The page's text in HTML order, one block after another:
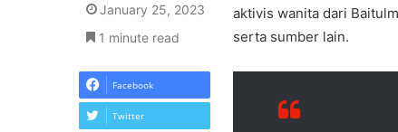
aktivis wanita dari
serta sumber lain.
January 25, 2023
1 minute read
Facebook
Twitter